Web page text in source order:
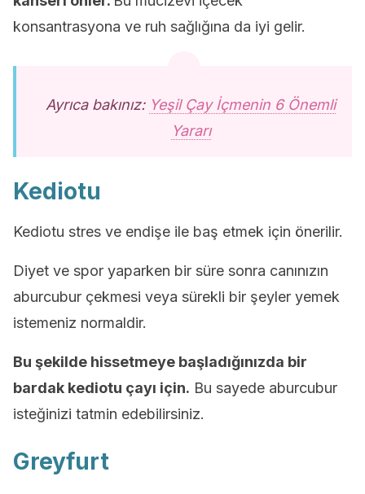
konsantrasyona ve ruh sağlığına da iyi gelir.
Ayrıca bakınız: Yeşil Çay İçmenin 6 Önemli
Yararı
Kediotu
Kediotu stres ve endişe ile baş etmek için önerilir.
Diyet ve spor yaparken bir süre sonra canınızın
aburcubur çekmesi veya sürekli bir şeyler yemek
istemeniz normaldir.
Bu şekilde hissetmeye başladığınızda bir
bardak kediotu çayı için. Bu sayede aburcubur
isteğinizi tatmin edebilirsiniz.
Greyfurt